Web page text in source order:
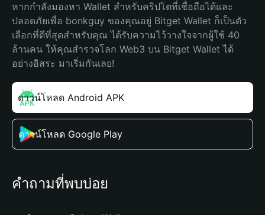
หากกำลังมองหา Wallet สำหรับคริปโตที่เชื่อถือได้และ
ปลอดภัยเพื่อ bonkguy ของคุณอยู่ Bitget Wallet ก็เป็นตัว
เลือกที่ดีที่สุดสำหรับคุณ ได้รับความไว้วางใจจากผู้ใช้ 40
ล้านคน ให้คุณสำรวจโลก Web3 บน Bitget Wallet ได้
อย่างอิสระ มาเริ่มกันเลย!
ดาวน์โหลด Android APK
ดาวน์โหลด Google Play
คำถามที่พบบ่อย